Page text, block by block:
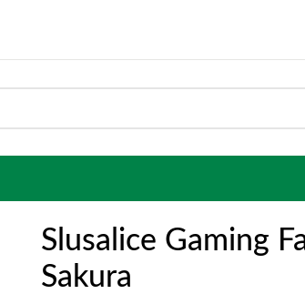
Slusalice Gaming
Sakura